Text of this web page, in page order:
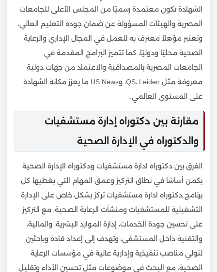
الشهادة تكون معتمدة رسميًا من المجلس الأعلى للجامعات
المصرية والهيئات المسؤولة عن ضمان جودة التعليم العالي،
وتعتبر مؤهلاً معترف به للعمل في المجال الإداري والرعاية
الصحية محليًا ودوليًا، كما تتميز البرامج المقدمة في
الجامعات المصرية بالمصداقية والاعتماد من جهات دولية
معروفة مثل QS، Leiden، وUS News ما يعزز مكانة الشهادة
على المستوى العالمي.
مقارنة بين دكتوراه إدارة مستشفيات
والدكتوراه في الإدارة الصحية
الفرق بين دكتوراه ادارة مستشفيات ودكتوراه الإدارة الصحية
يكمن أساسًا في نطاق التركيز وعمق المهام التي يغطيها كل
برنامج.دكتوراه ادارة مستشفيات تركز بشكل خاص على الإدارة
التشغيلية للمستشفيات ومنشآت الرعاية الصحية، مع التركيز
على تحسين جودة الخدمات، إدارة الموارد البشرية، والمالية،
والتقنية داخل المستشفى، وتهدف إلى إعداد قادة وباحثين
لتولي مناصب تنفيذية وإدارية عالية في مؤسسات الرعاية
الصحية، مع البحث في موضوعات مثل تحسين الأداء وتقليل